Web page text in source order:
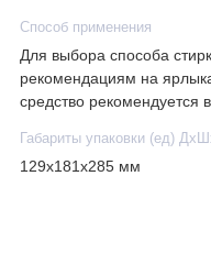
Способ применения
Для выбора способа
рекомендациям на
средство рекомендуется
Габариты упаковки (ед)
129x181x285 мм